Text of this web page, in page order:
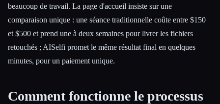
beaucoup de travail. La page d'accueil insiste sur une
comparaison unique : une séance traditionnelle coûte entre $150
et $500 et prend une à deux semaines pour livrer les fichiers
retouchés ; AISelfi promet le même résultat final en quelques
minutes, pour un paiement unique.
Comment fonctionne le processus